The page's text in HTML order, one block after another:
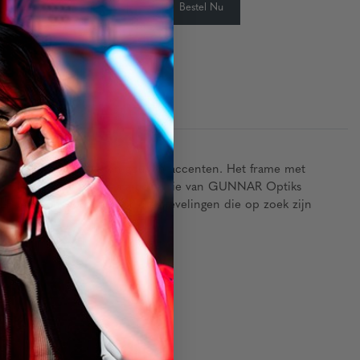
- + Bestel Nu
staal met onyx- en gouden accenten. Het frame met
van de Strata-collectie van GUNNAR Optiks
lens, ontworpen voor creatievelingen die op zoek zijn